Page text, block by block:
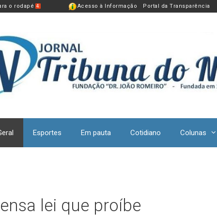
o rodapé 4 Acesso à Informação Portal da Transparência
Esportes Em pauta Cotidiano Colunas
lei que proíbe